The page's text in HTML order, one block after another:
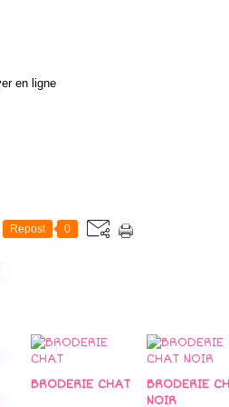
Repost 0
BRODERIE CHAT
BRODERIE
NOIR